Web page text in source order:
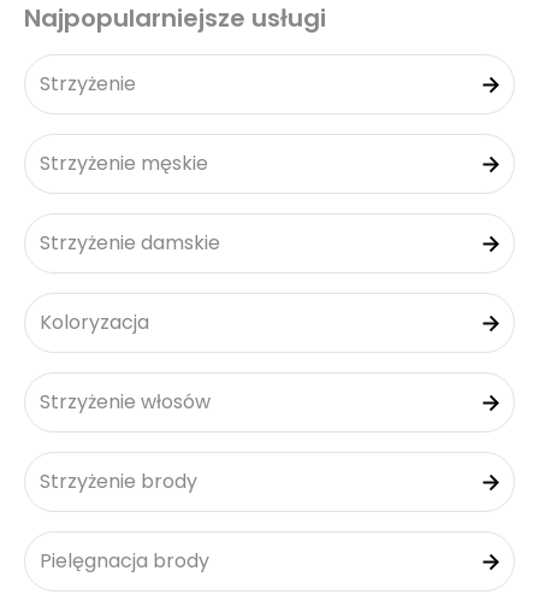
Najpopularniejsze usługi
Strzyżenie
Strzyżenie męskie
Strzyżenie damskie
Koloryzacja
Strzyżenie włosów
Strzyżenie brody
Pielęgnacja brody